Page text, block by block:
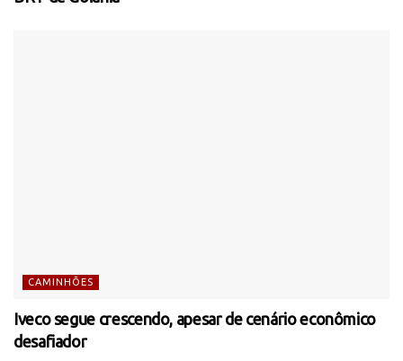
CAMINHÕES
Iveco segue crescendo, apesar de cenário econômico
desafiador